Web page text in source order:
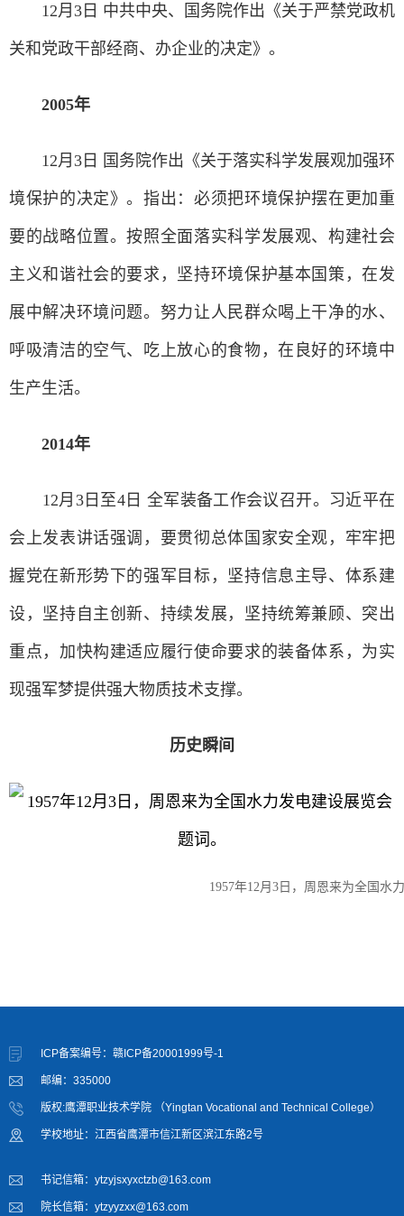
12月3日 中共中央、国务院作出《关于严禁党政机
关和党政干部经商、办企业的决定》。
2005年
12月3日 国务院作出《关于落实科学发展观加强环
境保护的决定》。指出：必须把环境保护摆在更加重
要的战略位置。按照全面落实科学发展观、构建社会
主义和谐社会的要求，坚持环境保护基本国策，在发
展中解决环境问题。努力让人民群众喝上干净的水、
呼吸清洁的空气、吃上放心的食物，在良好的环境中
生产生活。
2014年
12月3日至4日 全军装备工作会议召开。习近平在
会上发表讲话强调，要贯彻总体国家安全观，牢牢把
握党在新形势下的强军目标，坚持信息主导、体系建
设，坚持自主创新、持续发展，坚持统筹兼顾、突出
重点，加快构建适应履行使命要求的装备体系，为实
现强军梦提供强大物质技术支撑。
历史瞬间
1957年12月3日，周恩来为全国水
ICP备案编号：赣ICP备20001999号-1
邮编：335000
版权:鹰潭职业技术学院 （Yingtan Vocational and Technical College）
学校地址：江西省鹰潭市信江新区滨江东路2号
书记信箱：ytzyjsxyxctzb@163.com
院长信箱：ytzyyzxx@163.com